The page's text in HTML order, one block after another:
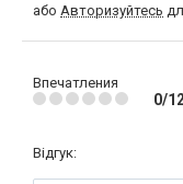
або Авторизуйтесь
Впечатления
0/
Відгук: